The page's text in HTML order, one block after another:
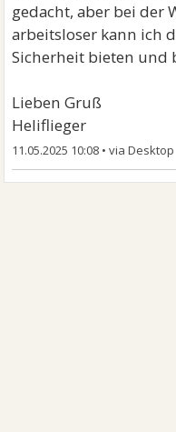
gedacht, aber bei der
arbeitsloser kann ich
Sicherheit bieten und
Lieben Gruß
Heliflieger
11.05.2025 10:08 •